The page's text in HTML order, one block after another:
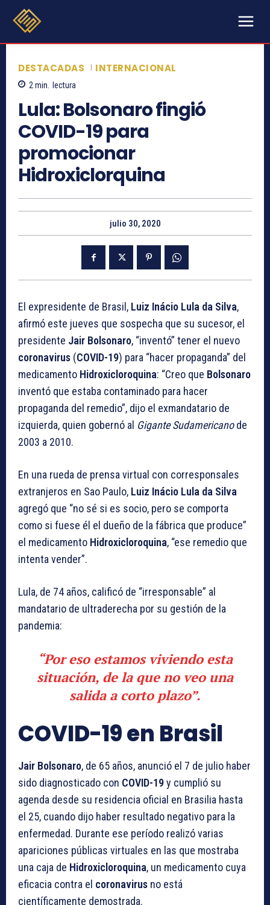
DESTACADAS INTERNACIONAL
2 min. lectura
Lula: Bolsonaro fingió
COVID-19 para
promocionar
Hidroxiclorquina
julio 30, 2020
El expresidente de Brasil, Luiz Inácio Lula da Silva,
afirmó este jueves que sospecha que su sucesor, el
presidente Jair Bolsonaro, “inventó” tener el nuevo
coronavirus (COVID-19) para “hacer propaganda” del
medicamento Hidroxicloroquina: “Creo que Bolsonaro
inventó que estaba contaminado para hacer
propaganda del remedio”, dijo el exmandatario de
izquierda, quien gobernó al Gigante Sudamericanode
2003 a 2010.
En una rueda de prensa virtual con corresponsales
extranjeros en Sao Paulo, Luiz Inácio Lula da Silva
agregó que “no sé si es socio, pero se comporta
como si fuese él el dueño de la fábrica que produce”
el medicamento Hidroxicloroquina, “ese remedio que
intenta vender”.
Lula, de 74 años, calificó de “irresponsable” al
mandatario de ultraderecha por su gestión de la
pandemia:
“Por eso estamos viviendo esta
situación, de la que no veo una
salida a corto plazo”.
COVID-19 en Brasil
Jair Bolsonaro, de 65 años, anunció el 7 de julio haber
sido diagnosticado con COVID-19y cumplió su
agenda desde su residencia oficial en Brasilia hasta
el 25, cuando dijo haber resultado negativo para la
enfermedad. Durante ese período realizó varias
apariciones públicas virtuales en las que mostraba
una caja de Hidroxicloroquina, un medicamento cuya
eficacia contra el coronavirus no está
científicamente demostrada.